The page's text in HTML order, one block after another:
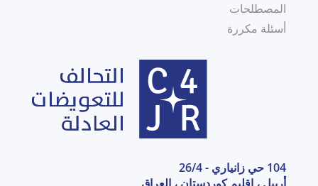
المصطلحات
أسئلة مكررة
104 حي زانياري - 26/4